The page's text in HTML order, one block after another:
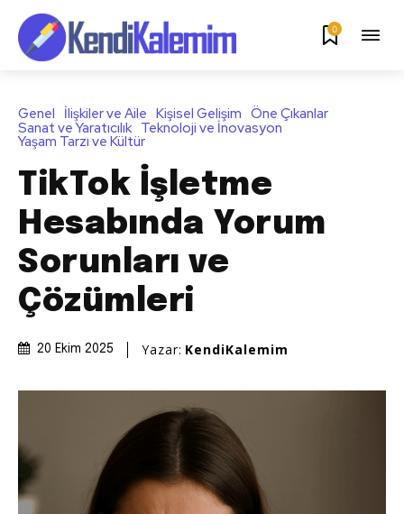
0
Genel İlişkiler ve Aile Kişisel Gelişim Öne Çıkanlar
Sanat ve Yaratıcılık Teknoloji ve İnovasyon
Yaşam Tarzı ve Kültür
TikTok İşletme
Hesabında Yorum
Sorunları ve
Çözümleri
20 Ekim 2025 Yazar: KendiKalemim